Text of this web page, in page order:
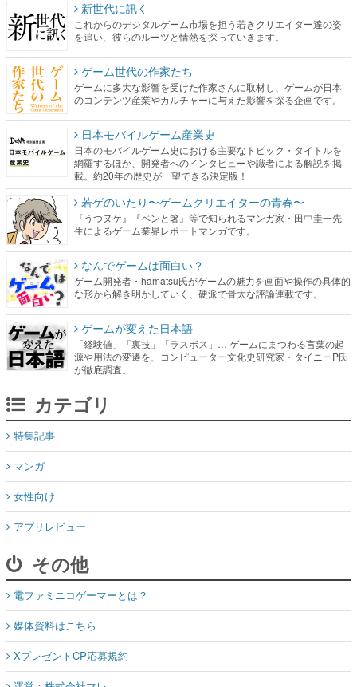
新世代に訊く
これからのデジタルゲーム市場を担う若きクリエイター達の姿
を追い、彼らのルーツと情熱を探っていきます。
ゲーム世代の作家たち
ゲームに多大な影響を受けた作家さんに取材し、ゲームが日本
のコンテンツ産業やカルチャーに与えた影響を探る企画です。
日本モバイルゲーム産業史
日本のモバイルゲーム史における主要なトピック・タイトルを
網羅するほか、開発者へのインタビューや識者による解説を掲
載。約20年の歴史が一望できる決定版！
若ゲのいたり〜ゲームクリエイターの青春〜
『うつヌケ』『ペンと箸』等で知られるマンガ家・田中圭一先
生によるゲーム業界レポートマンガです。
なんでゲームは面白い？
ゲーム開発者・hamatsu氏がゲームの魅力を画面や操作の具体的
な形から解き明かしていく、硬派で骨太な評論連載です。
ゲームが変えた日本語
「経験値」「裏技」「ラスボス」… ゲームにまつわる言葉の起
源や用法の変遷を、コンピューター文化史研究家・タイニーP氏
が徹底調査。
カテゴリ
特集記事
マンガ
女性向け
アプリレビュー
その他
電ファミニコゲーマーとは？
媒体資料はこちら
XプレゼントCP応募規約